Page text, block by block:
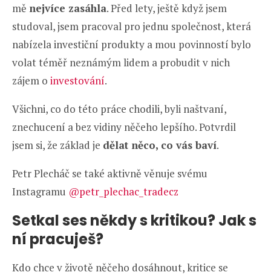
mě nejvíce zasáhla. Před lety, ještě když jsem
studoval, jsem pracoval pro jednu společnost, která
nabízela investiční produkty a mou povinností bylo
volat téměř neznámým lidem a probudit v nich
zájem o investování.
Všichni, co do této práce chodili, byli naštvaní,
znechucení a bez vidiny něčeho lepšího. Potvrdil
jsem si, že základ je dělat něco, co vás baví.
Petr Plecháč se také aktivně věnuje svému
Instagramu @petr_plechac_tradecz
Setkal ses někdy s kritikou? Jak s
ní pracuješ?
Kdo chce v životě něčeho dosáhnout, kritice se